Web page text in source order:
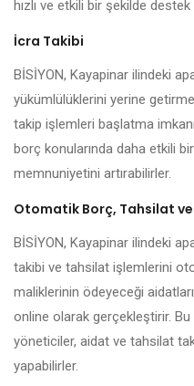
hızlı ve etkili bir şekilde
İcra Takibi
BİSİYON, Kayapinar ilindeki
yükümlülüklerini yerine
takip işlemleri başlatma
borç konularında daha etkili
memnuniyetini artırabilirler.
Otomatik Borç, Tahsilat
BİSİYON, Kayapinar ilindeki
takibi ve tahsilat işlemlerini
maliklerinin ödeyeceği
online olarak gerçekleştirir.
yöneticiler, aidat ve tahsilat
yapabilirler.